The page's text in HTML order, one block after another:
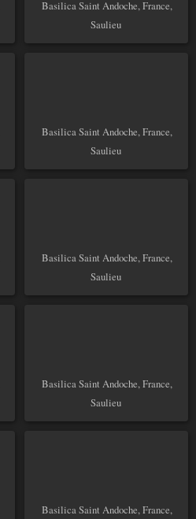
Basilica Saint Andoche, France,
Saulieu
Basilica Saint Andoche, France,
Saulieu
Basilica Saint Andoche, France,
Saulieu
Basilica Saint Andoche, France,
Saulieu
Basilica Saint Andoche, France,